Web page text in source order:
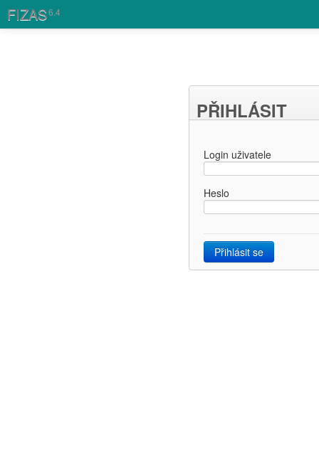
FIZAS6.4
PŘIHLÁSIT
Login uživatele
Heslo